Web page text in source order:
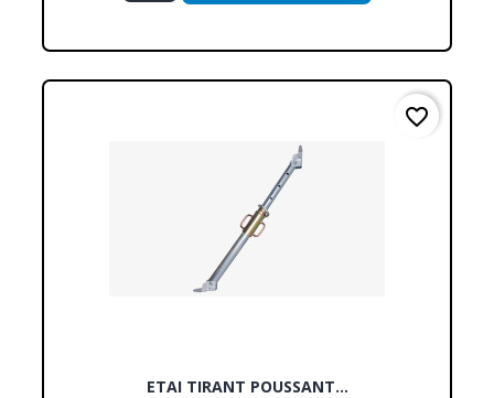
ETAI TIRANT POUSSANT...
favorite_border